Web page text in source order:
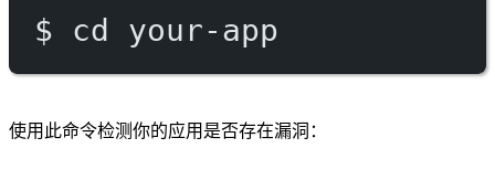
$
cd your-app
使用此命令检测你的应用是否存在漏洞：